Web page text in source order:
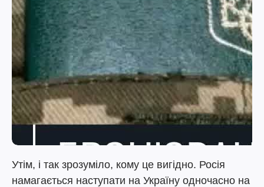
Утім, і так зрозуміло, кому це вигідно. Росія
намагається наступати на Україну одночасно на